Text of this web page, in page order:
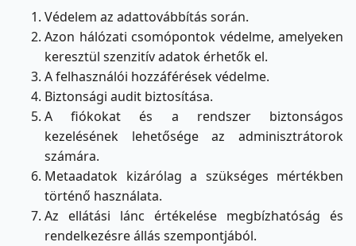
Védelem az adattovábbítás során.
Azon hálózati csomópontok védelme, amelyeken
keresztül szenzitív adatok érhetők el.
A felhasználói hozzáférések védelme.
Biztonsági audit biztosítása.
A fiókokat és a rendszer biztonságos
kezelésének lehetősége az adminisztrátorok
számára.
Metaadatok kizárólag a szükséges mértékben
történő használata.
Az ellátási lánc értékelése megbízhatóság és
rendelkezésre állás szempontjából.